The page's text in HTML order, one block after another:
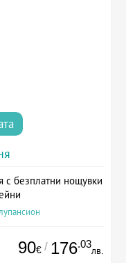
с безплатни нощувки
90€ / 176.03
лв.